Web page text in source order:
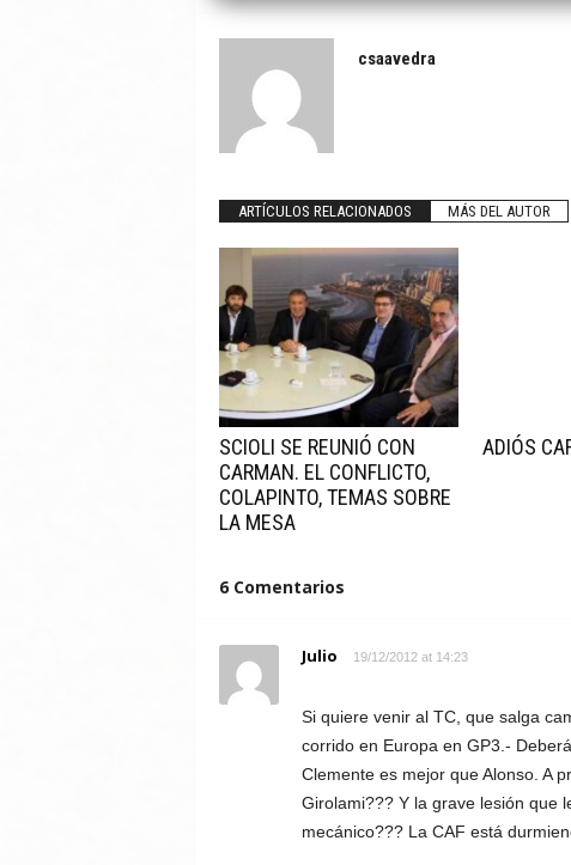
csaavedra
ARTÍCULOS RELACIONADOS MÁS DEL AUTOR
SCIOLI SE REUNIÓ CON
CARMAN. EL CONFLICTO,
COLAPINTO, TEMAS SOBRE
LA MESA
ADIÓS
6 Comentarios
Julio 19/12/2012 at 14:23
Si quiere venir al TC, que salga
corrido en Europa en GP3.-
Clemente es mejor que Alonso. A
Girolami??? Y la grave lesión que
mecánico??? La CAF está